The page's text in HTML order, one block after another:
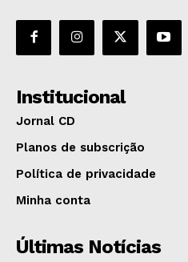
Institucional
Jornal CD
Planos de subscrição
Política de privacidade
Minha conta
Últimas Notícias